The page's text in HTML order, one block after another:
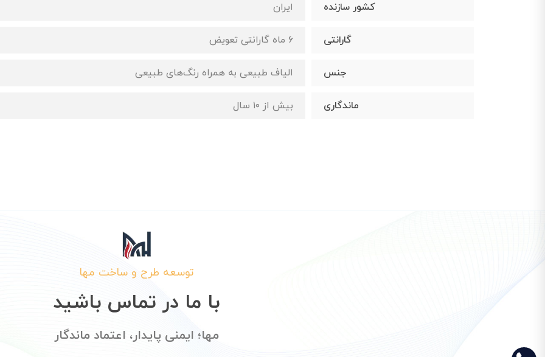
کشور سازنده ایران
گارانتی ۶ ماه گارانتی تعویض
جنس الیاف طبیعی به همراه رنگ‌های طبیعی
ماندگاری بیش از ۱۰ سال
توسعه طرح و ساخت مها
با ما در تماس باشید
مها؛ ایمنی پایدار، اعتماد ماندگار